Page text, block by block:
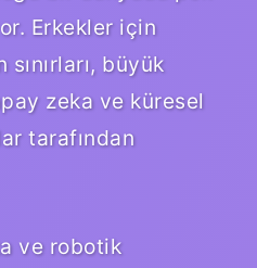
Erkekler için
büyük
zeka ve küresel
tarafından
ve robotik